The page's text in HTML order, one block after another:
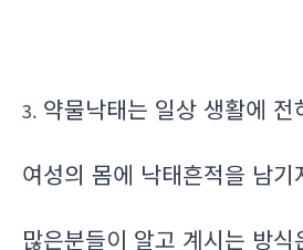
3. 약물낙태는 일상 생활에 전
여성의 몸에 낙태흔적을 남기
많은분들이 알고 계시는 방식